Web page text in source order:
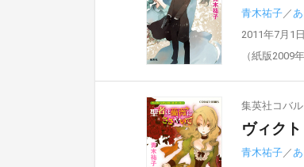
青木祐子／あ
2011年7月1
（紙版2009
集英社コバ
ヴィク
青木祐子／あ